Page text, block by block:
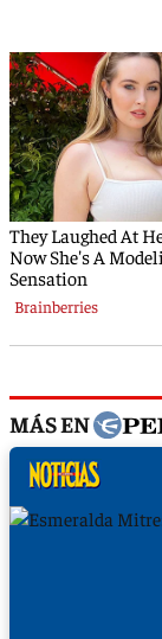
MÁS EN